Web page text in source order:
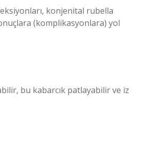
konjenital rubella
(komplikasyonlara) yol
bu kabarcık patlayabilir ve iz